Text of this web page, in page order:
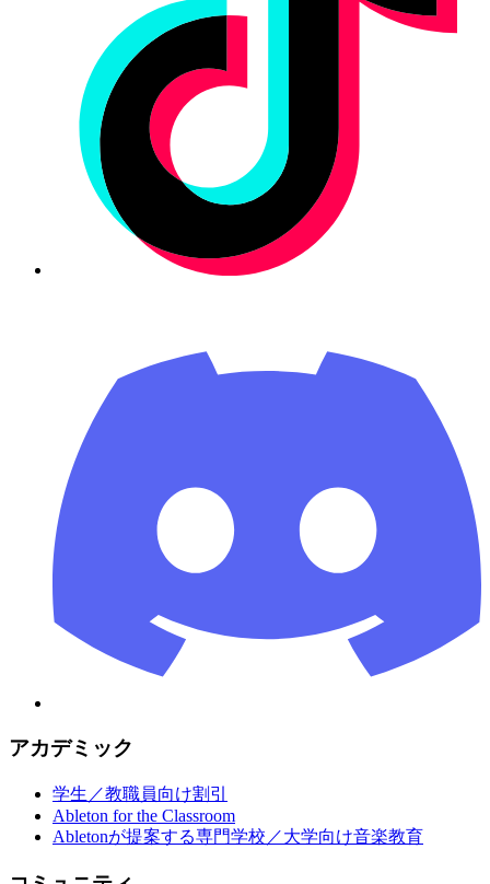
アカデミック
学生／教職員向け割引
Ableton for the Classroom
Abletonが提案する専門学校／大学向け音楽教育